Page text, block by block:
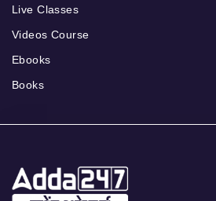
Live Classes
Videos Course
Ebooks
Books